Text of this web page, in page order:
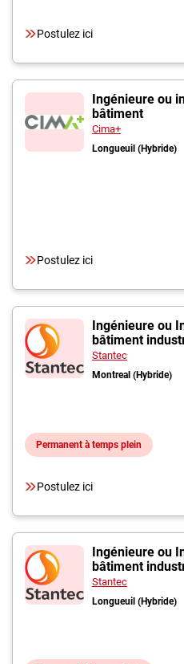
Postulez ici
Ingénieure ou
bâtiment
Cima+
Longueuil (Hybride)
Postulez ici
Ingénieure ou
bâtiment
Stantec
Montreal (Hybride)
Permanent à temps plein
Postulez ici
Ingénieure ou
bâtiment
Stantec
Longueuil (Hybride)